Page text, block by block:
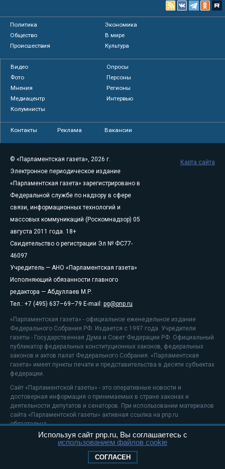
Политика
Экономика
Общество
В мире
Происшествия
Культура
Видео
Опросы
Фото
Персоны
Мнения
Регионы
Медиацентр
Интервью
Колумнисты
Контакты Реклама Вакансии
© «Парламентская газета», 2026 г.
Электронное периодическое издание
«Парламентская газета» зарегистрировано в
Федеральной службе по надзору в сфере
связи, информационных технологий и
массовых коммуникаций (Роскомнадзор) 05
августа 2011 года. 18+
Свидетельство о регистрации Эл № ФС77-
46097
Учредитель — АНО «Парламентская газета»
Исполняющий обязанности главного
редактора — Абдуллаев М.Р.
Тел.: +7 (495) 637–69–79 E-mail: pg@pnp.ru
«Парламентская газета» - официальное еженедельное издание
Федерального Собрания РФ. Издается с 1997 года. Учредители
газеты - Государственная Дума и Совет Федерации РФ. Официальный
публикатор федеральных конституционных законов, федеральных
законов и актов палат Федерального Собрания. «Парламентская
газета» имеет пункты печати и представительства в десяти субъектах
федерации.
Сайт «Парламентской газеты» - это оперативные новости и
достоверная информация о принимаемых в стране законах и
деятельности депутатов и сенаторов. При использовании материалов
сайта «Парламентской газеты» активная ссылка на pnp.ru
обязательна.
На информационном ресурсе применяютсярекомендательные
Положение о защите персональных данных
Карта сайта
Используя сайт pnp.ru, Вы соглашаетесь с
использованием файлов cookie
СОГЛАСЕН